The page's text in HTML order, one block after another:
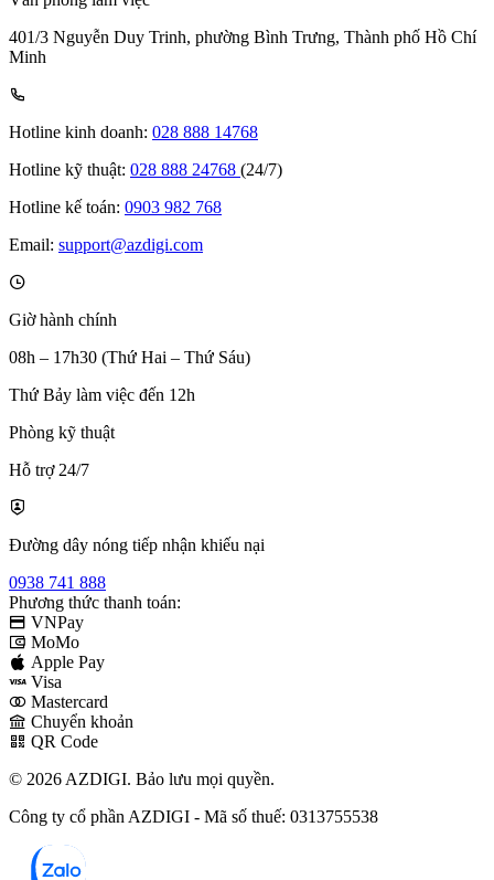
401/3 Nguyễn Duy Trinh, phường Bình Trưng, Thành phố Hồ Chí
Minh
Hotline kinh doanh: 028 888 14768
Hotline kỹ thuật: 028 888 24768 (24/7)
Hotline kế toán: 0903 982 768
Email: support@azdigi.com
Giờ hành chính
08h – 17h30 (Thứ Hai – Thứ Sáu)
Thứ Bảy làm việc đến 12h
Phòng kỹ thuật
Hỗ trợ 24/7
Đường dây nóng tiếp nhận khiếu nại
0938 741 888
Phương thức thanh toán:
VNPay
MoMo
Apple Pay
Visa
Mastercard
Chuyển khoản
QR Code
© 2026 AZDIGI. Bảo lưu mọi quyền.
Công ty cổ phần AZDIGI - Mã số thuế: 0313755538